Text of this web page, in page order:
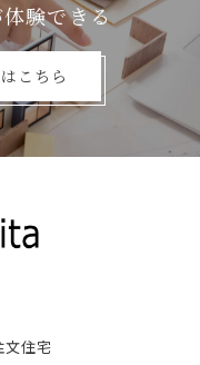
験できる
こちら
⽂住宅